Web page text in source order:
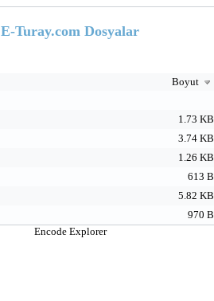
E-Turay.com Dosyalar
Boyut
1.73 KB
3.74 KB
1.26 KB
613 B
5.82 KB
970 B
Encode Explorer